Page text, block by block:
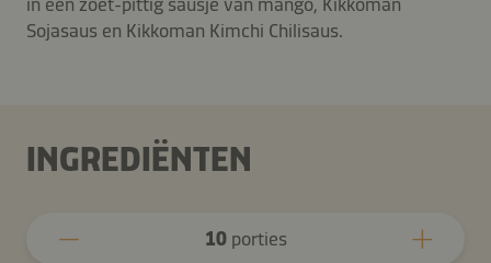
Sojasaus en Kikkoman Kimchi Chilisaus.
INGREDIËNTEN
10porties